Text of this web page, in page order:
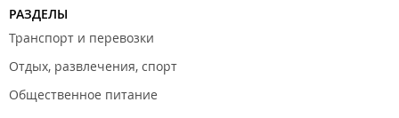
РАЗДЕЛЫ
Транспорт и перевозки
Отдых, развлечения, спорт
Общественное питание